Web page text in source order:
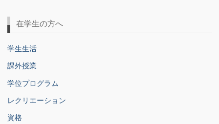
在学生の方へ
学生生活
課外授業
学位プログラム
レクリエーション
資格